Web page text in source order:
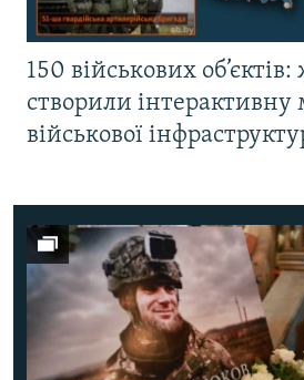
150 військових
створили інтерактивну
військової